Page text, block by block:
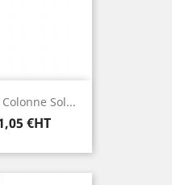
Sol...
€HT